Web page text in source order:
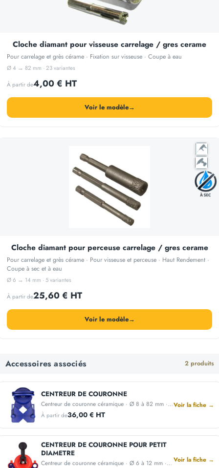
Cloche diamant pour visseuse carrelage / gres cerame
Pour carrelage et grès cérame · Fixation sur visseuse · Coupe à eau
Ø 4 → 82 mm · 23 variantes
À partir de4,00 € HT
Voir le modèle→
Cloche diamant pour perceuse carrelage / gres cerame
Pour carrelage et grès cérame · Pour visseuse et perceuse · Haut Rendement ·
Coupe à sec et à eau
Ø 6 → 14 mm · 5 variantes
À partir de25,60 € HT
Voir le modèle→
Accessoires associés 2 produits
CENTREUR DE COURONNE
Centreur de couronne céramique · Ø 8 à 82 mm · Fixation ventouse
À partir de36,00 € HT
Voir la fiche →
CENTREUR DE COURONNE POUR PETIT
DIAMETRE
Centreur de couronne céramique · Ø 6 à 12 mm · Fixation ventouse Voir la fiche →